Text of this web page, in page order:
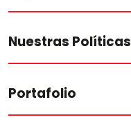
Nuestras Políticas
Portafolio